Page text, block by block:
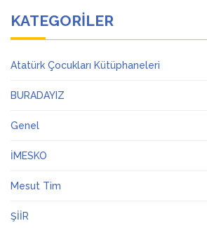
KATEGORILER
Atatürk Çocukları Kütüphaneleri
BURADAYIZ
Genel
İMESKO
Mesut Tim
ŞİİR